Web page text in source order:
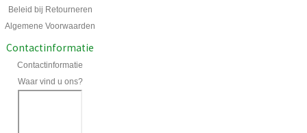
Beleid bij Retourneren
Algemene Voorwaarden
Contactinformatie
Contactinformatie
Waar vind u ons?